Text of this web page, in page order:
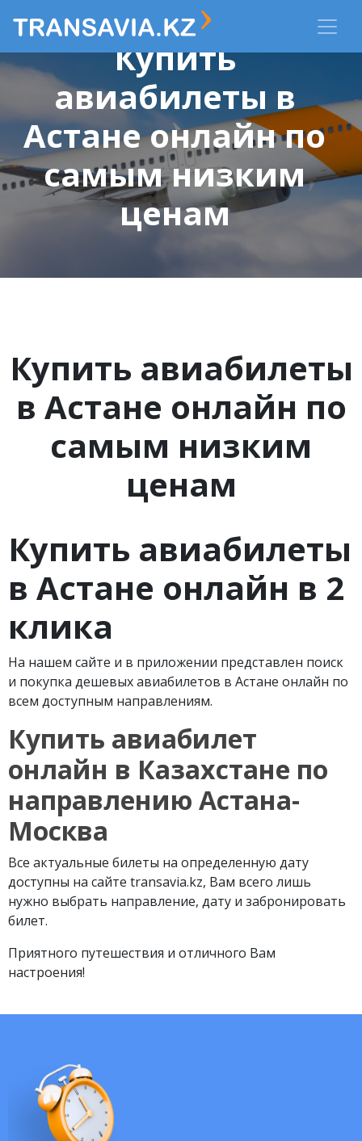
Купить
авиабилеты в
Астане онлайн по
самым низким
ценам
Купить авиабилеты
в Астане онлайн по
самым низким
ценам
Купить авиабилеты
в Астане онлайн в 2
клика
На нашем сайте и в приложении представлен поиск
и покупка дешевых авиабилетов в Астане онлайн по
всем доступным направлениям.
Купить авиабилет
онлайн в Казахстане по
направлению Астана-
Москва
Все актуальные билеты на определенную дату
доступны на сайте transavia.kz, Вам всего лишь
нужно выбрать направление, дату и забронировать
билет.
Приятного путешествия и отличного Вам
настроения!